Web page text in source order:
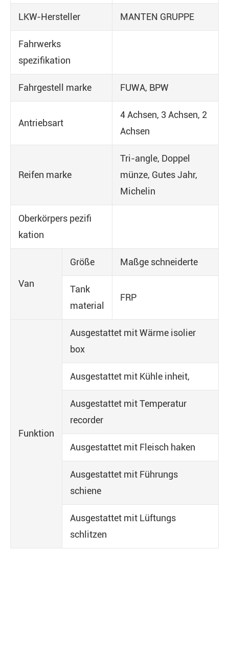
LKW-Hersteller MANTEN GRUPPE
Fahrwerks
spezifikation
Fahrgestell marke FUWA, BPW
Antriebsart
4 Achsen, 3 Achsen, 2
Achsen
Reifen marke
Tri-angle, Doppel
münze, Gutes Jahr,
Michelin
Oberkörpers pezifi
kation
Van
Größe Maßge schneiderte
Tank
material
FRP
Funktion
Ausgestattet mit Wärme isolier
box
Ausgestattet mit Kühle inheit,
Ausgestattet mit Temperatur
recorder
Ausgestattet mit Fleisch haken
Ausgestattet mit Führungs
schiene
Ausgestattet mit Lüftungs
schlitzen